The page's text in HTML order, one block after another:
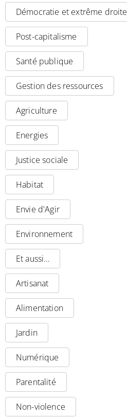
Démocratie et extrême droite
Post-capitalisme
Santé publique
Gestion des ressources
Agriculture
Energies
Justice sociale
Habitat
Envie d'Agir
Environnement
Et aussi…
Artisanat
Alimentation
Jardin
Numérique
Parentalité
Non-violence